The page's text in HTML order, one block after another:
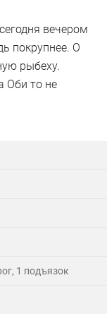
вечером
покрупнее. О
рыбеху.
Оби то не
8 наников.
1 подъязок